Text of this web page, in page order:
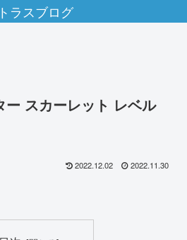
ラスブログ
ー スカーレット レベル
2022.12.02 2022.11.30